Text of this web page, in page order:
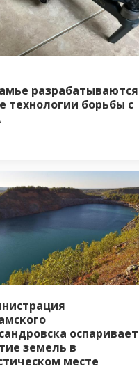
разрабатываются
технологии борьбы с
оспаривает
земель в
месте